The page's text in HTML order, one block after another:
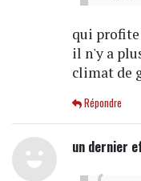
qui profite
il n'y a
climat de
Répondre
un dernier